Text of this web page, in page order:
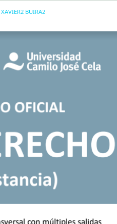
XAVIER2 BUIRA2